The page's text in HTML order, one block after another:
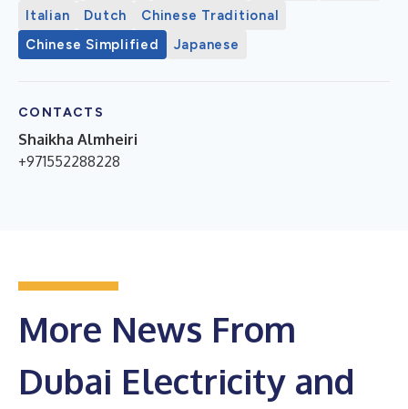
Italian
Dutch
Chinese Traditional
Chinese Simplified
Japanese
CONTACTS
Shaikha Almheiri
+971552288228
More News From
Dubai Electricity and